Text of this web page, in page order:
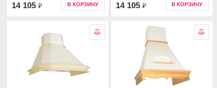
14 105 ₽ В КОРЗИНУ 14 105 ₽ В КОРЗИНУ